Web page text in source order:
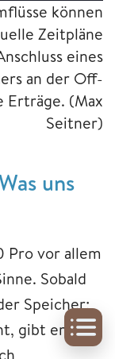
können
Zeitpläne
eines
an der Off-
Erträge. (Max
Seitner)
uns
Pro vor allem
Sobald
Speicher;
gibt er ihn